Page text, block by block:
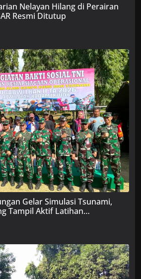
Nelayan Hilang di Perairan
Resmi Ditutup
Gelar Simulasi Tsunami,
Tampil Aktif Latihan